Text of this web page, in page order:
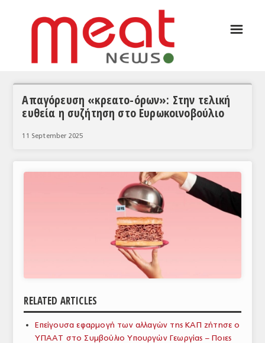
ΣΥΝΕΝΤΕΥΞΕΙΣ
ΘΕΜΑΤΑ
ΕΜΠΟΡΙΚΟΣ ΚΑΤΑΛΟΓΟΣ
ΠΑΡΑΓΩΓΗ & ΕΜΠΟΡΙΑ
☰
Απαγόρευση «κρεατο-όρων»: Στην τελική
ευθεία η συζήτηση στο Ευρωκοινοβούλιο
11 September 2025
RELATED ARTICLES
Επείγουσα εφαρμογή των αλλαγών της ΚΑΠ ζήτησε ο
ΥΠΑΑΤ στο Συμβούλιο Υπουργών Γεωργίας – Ποιες